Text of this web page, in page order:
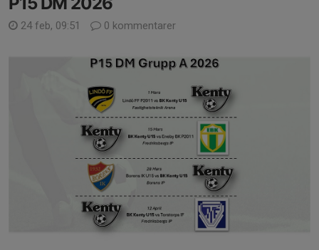
24 feb, 09:51 0 kommentarer